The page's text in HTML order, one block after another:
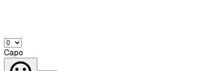
Capo